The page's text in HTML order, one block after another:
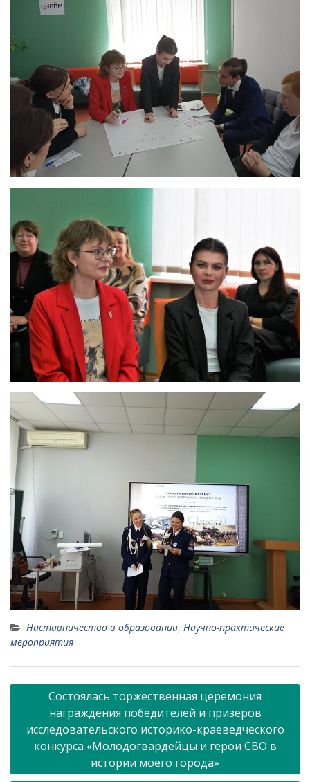
Наставничество в образовании, Научно-практические
мероприятия
Навигация
записям
Состоялась торжественная церемония
награждения победителей и призеров
исследовательского историко-краеведческого
конкурса «Молодогвардейцы и герои СВО в
истории моего города»